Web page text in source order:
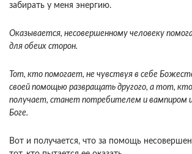
забирать у меня энер­гию.
Оказывается, несовершенному человеку
для обеих сторон.
Тот, кто по­могает, не чувствуя в себе
своей помощью развращать другого, а тот,
получает, станет потребителем и вампиром и
Боге.
Вот и получается, что за помощь